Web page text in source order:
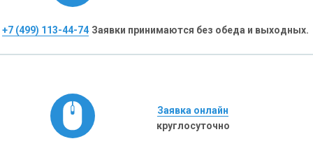
+7 (499) 113-44-74 Заявки принимаются без обеда и выходных.
Заявка онлайн
круглосуточно